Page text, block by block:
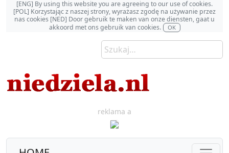
[ENG] By using this website you are agreeing to our use of cookies.
[POL] Korzystając z naszej strony, wyrażasz zgodę na używanie przez
nas cookies [NED] Door gebruik te maken van onze diensten, gaat u
akkoord met ons gebruik van cookies.
OK
reklama a